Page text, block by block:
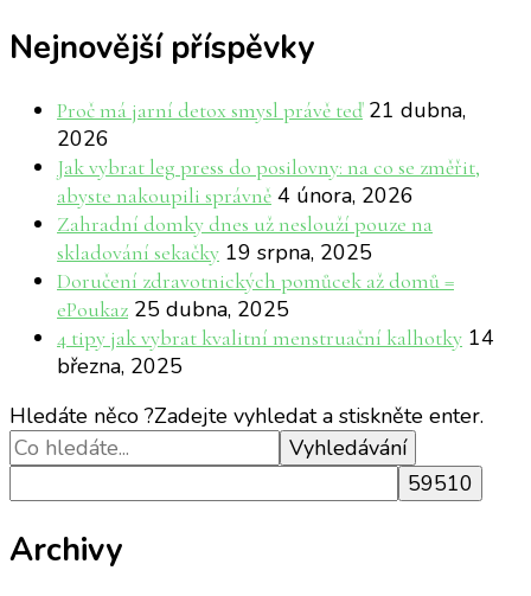
Nejnovější příspěvky
Proč má jarní detox smysl právě teď 21 dubna,
2026
Jak vybrat leg press do posilovny: na co se změřit,
abyste nakoupili správně 4 února, 2026
Zahradní domky dnes už neslouží pouze na
skladování sekačky 19 srpna, 2025
Doručení zdravotnických pomůcek až domů =
ePoukaz 25 dubna, 2025
4 tipy jak vybrat kvalitní menstruační kalhotky 14
března, 2025
Hledáte něco ?Zadejte vyhledat a stiskněte enter.
Archivy